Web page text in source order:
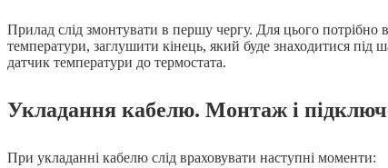
Прилад слід змонтувати в першу чергу. Для цього потрібно
температури, заглушити кінець, який буде знаходитися
датчик температури до термостата.
Укладання кабелю. Монтаж і
При укладанні кабелю слід враховувати наступні моменти: